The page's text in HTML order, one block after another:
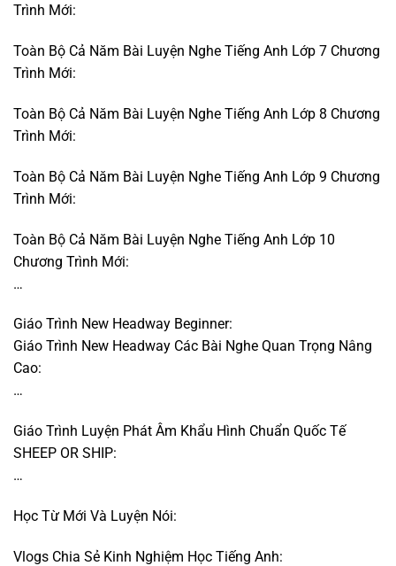
Trình Mới:
Toàn Bộ Cả Năm Bài Luyện Nghe Tiếng Anh Lớp 7 Chương
Trình Mới:
Toàn Bộ Cả Năm Bài Luyện Nghe Tiếng Anh Lớp 8 Chương
Trình Mới:
Toàn Bộ Cả Năm Bài Luyện Nghe Tiếng Anh Lớp 9 Chương
Trình Mới:
Toàn Bộ Cả Năm Bài Luyện Nghe Tiếng Anh Lớp 10
Chương Trình Mới:
…
Giáo Trình New Headway Beginner:
Giáo Trình New Headway Các Bài Nghe Quan Trọng Nâng
Cao:
…
Giáo Trình Luyện Phát Âm Khẩu Hình Chuẩn Quốc Tế
SHEEP OR SHIP:
…
Học Từ Mới Và Luyện Nói:
Vlogs Chia Sẻ Kinh Nghiệm Học Tiếng Anh: